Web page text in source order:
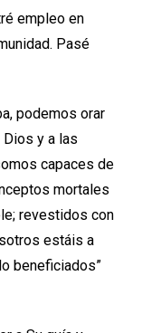
empleo en
Pasé
podemos orar
y a las
capaces de
mortales
revestidos con
estáis a
beneficiados”